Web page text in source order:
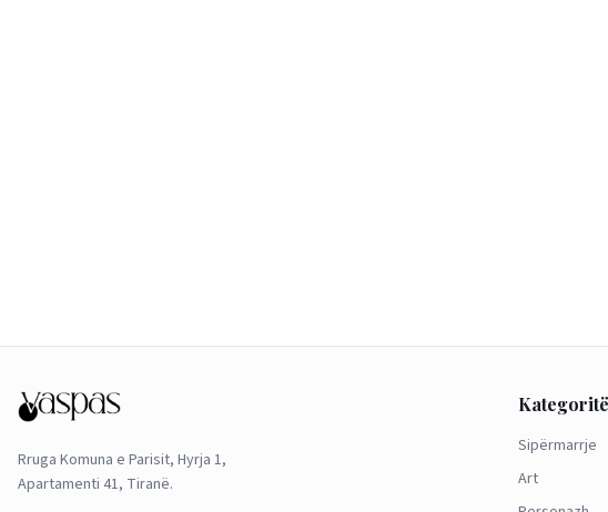
Rruga Komuna e Parisit, Hyrja 1,
Apartamenti 41, Tiranë.
Kategoritë
Sipërmarrje
Art